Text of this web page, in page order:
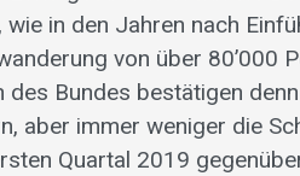
in den Jahren nach
von über 80’000
des Bundes bestätigen
aber immer weniger die
Quartal 2019